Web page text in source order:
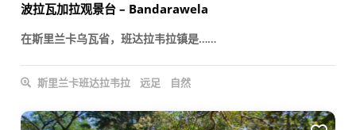
波拉瓦加拉观景台 – Bandarawela
在斯里兰卡乌瓦省，班达拉韦拉镇是……
斯里兰卡班达拉韦拉 远足 自然